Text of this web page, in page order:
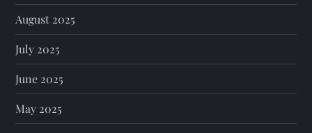
August 2025
July 2025
June 2025
May 2025